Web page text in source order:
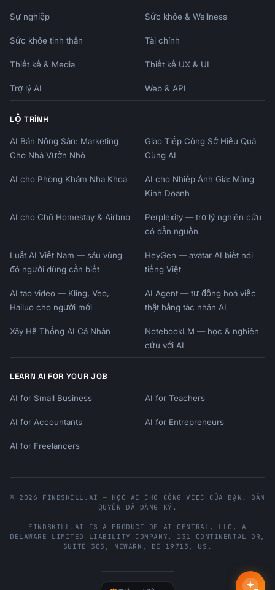
- Be specific about value
- Be pushy or aggressive
- Overwhelm with options
- Ignore customer signals
## What I Need
1. **Primary product**: What's the customer
offer?
3. **Channel**: Phone, chat, in-person,
4. **Customer type**: New, returning, VIP?
5. **Brand voice**: Casual, professional,
6. **Key benefit**: Main value of the upsell?
Let's create your upsell script!
Sự nghiệp Sức khỏe & Wellness
Sức khỏe tinh thần Tài chính
Thiết kế & Media Thiết kế UX & UI
Trợ lý AI Web & API
LỘ TRÌNH
AI Bán Nông Sản: Marketing
Cho Nhà Vườn Nhỏ
Giao Tiếp Công Sở Hiệu Quả
Cùng AI
AI cho Phòng Khám Nha Khoa
AI cho Nhiếp Ảnh Gia: Mảng
Kinh Doanh
AI cho Chủ Homestay & Airbnb
Perplexity — trợ lý nghiên cứu
có dẫn nguồn
Luật AI Việt Nam — sáu vùng
đỏ người dùng cần biết
HeyGen — avatar AI biết nói
tiếng Việt
AI tạo video — Kling, Veo,
Hailuo cho người mới
AI Agent — tự động hoá việc
thật bằng tác nhân AI
Xây Hệ Thống AI Cá Nhân
NotebookLM — học & nghiên
cứu với AI
LEARN AI FOR YOUR JOB
AI for Small Business AI for Teachers
AI for Accountants AI for Entrepreneurs
AI for Freelancers
© 2026 FINDSKILL.AI — HỌC AI CHO CÔNG VIỆC CỦA BẠN. BẢN
QUYỀN ĐÃ ĐĂNG KÝ.
FINDSKILL.AI IS A PRODUCT OF AI CENTRAL, LLC , A
DELAWARE LIMITED LIABILITY COMPANY. 131 CONTINENTAL DR,
SUITE 305 , NEWARK , DE 19713 , US .